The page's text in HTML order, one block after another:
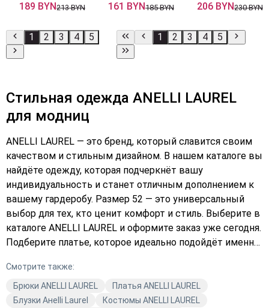
189 BYN213 BYN 161 BYN185 BYN 206 BYN230 BYN
1 2 3 4 5 1 2 3 4 5
Стильная одежда ANELLI LAUREL
для модниц
ANELLI LAUREL — это бренд, который славится своим
качеством и стильным дизайном. В нашем каталоге вы
найдёте одежду, которая подчеркнёт вашу
индивидуальность и станет отличным дополнением к
вашему гардеробу. Размер 52 — это универсальный
выбор для тех, кто ценит комфорт и стиль. Выберите в
каталоге ANELLI LAUREL и оформите заказ уже сегодня.
Подберите платье, которое идеально подойдёт именно
предлагает вам широкий выбор модной одежды,
которая не оставит вас равнодушными.
Смотрите также:
Брюки ANELLI LAUREL
Платья ANELLI LAUREL
Блузки Анelli Laurel
Костюмы ANELLI LAUREL